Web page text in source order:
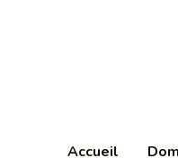
Accueil